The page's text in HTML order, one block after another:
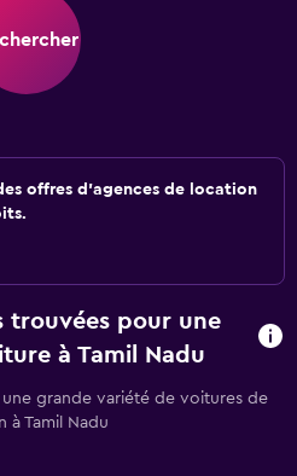
offres d'agences de location
trouvées pour une
à Tamil Nadu
grande variété de voitures de
à Tamil Nadu